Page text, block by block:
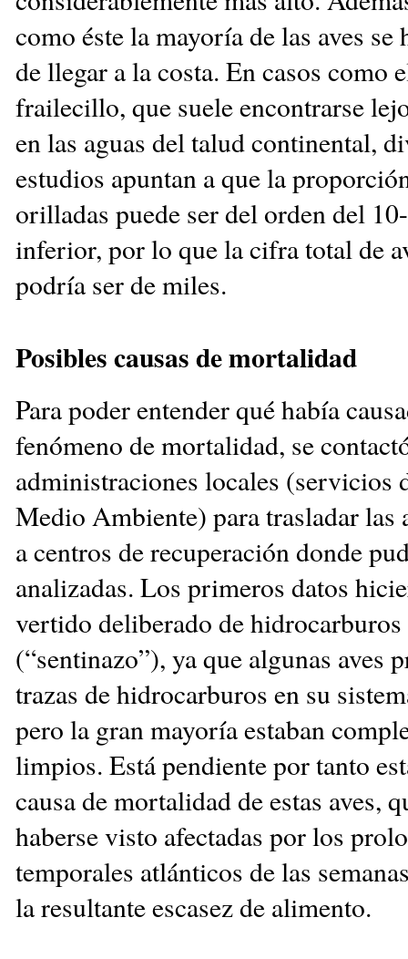
como éste la mayoría de las aves se
de llegar a la costa. En casos como
frailecillo, que suele encontrarse
en las aguas del talud continental,
estudios apuntan a que la
orilladas puede ser del orden del
inferior, por lo que la cifra total de
podría ser de miles.
Posibles causas de mortalidad
Para poder entender qué había
fenómeno de mortalidad, se
administraciones locales (servicios
Medio Ambiente) para trasladar las
a centros de recuperación donde
analizadas. Los primeros datos
vertido deliberado de hidrocarburos
(“sentinazo”), ya que algunas aves
trazas de hidrocarburos en su
pero la gran mayoría estaban
limpios. Está pendiente por tanto
causa de mortalidad de estas aves,
haberse visto afectadas por los
temporales atlánticos de las
la resultante escasez de alimento.